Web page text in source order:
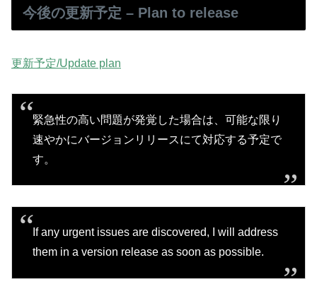
今後の更新予定 – Plan to release
更新予定/Update plan
緊急性の高い問題が発覚した場合は、可能な限り
速やかにバージョンリリースにて対応する予定で
す。
If any urgent issues are discovered, I will address
them in a version release as soon as possible.